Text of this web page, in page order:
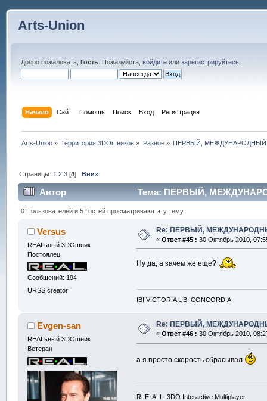
Arts-Union
Добро пожаловать, Гость. Пожалуйста, войдитеили зарегистрируйтесь.
Начало Сайт Помощь Поиск Вход Регистрация
Arts-Union » Территория 3DOшников » Разное» ПЕРВЫЙ, МЕЖДУНАРОДНЫЙ
Страницы: 1 2 3 [4]Вниз
Автор Тема: ПЕРВЫЙ,
0 Пользователей и 5 Гостей просматривают эту тему.
Versus
REALьный 3DOшник
Постоялец
Сообщений: 194
URSS creator
Re: ПЕРВЫЙ,
« Ответ #45 : 30 Октябрь 2010,
Ну да, а зачем же еще?
IBI VICTORIA UBI CONCORDIA
Evgen-san
REALьный 3DOшник
Ветеран
Re: ПЕРВЫЙ,
« Ответ #46 : 30 Октябрь 2010,
а я просто скорость сбрасывал
R. E. A. L. 3DO Interactive Multiplayer